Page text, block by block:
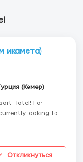
икамета)
(Кемер)
looking for
candidates,
Откликнуться